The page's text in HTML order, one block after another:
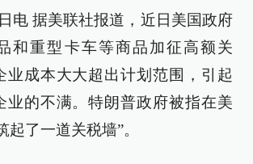
电 据美联社报道，近日美国政府
和重型卡车等商品加征高额关
业成本大大超出计划范围，引起
业的不满。特朗普政府被指在美
起了一道关税墙”。